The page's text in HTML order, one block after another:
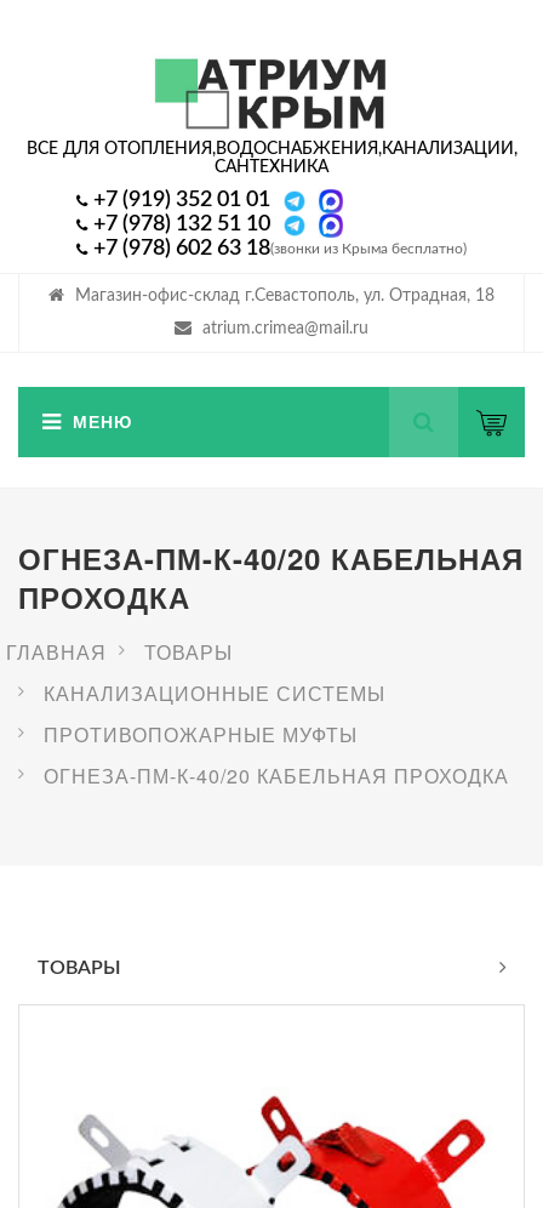
Магазин-офис-склад г.Севастополь, ул. Отрадная, 18
atrium.crimea@mail.ru
ВСЕ ДЛЯ ОТОПЛЕНИЯ,ВОДОСНАБЖЕНИЯ,КАНАЛИЗАЦИИ,
САНТЕХНИКА
+7 (919) 352 01 01
+7 (978) 132 51 10
+7 (978) 602 63 18(звонки из Крыма бесплатно)
ОГНЕЗА-ПМ-К-40/20 КАБЕЛЬНАЯ
ПРОХОДКА
ГЛАВНАЯ
ТОВАРЫ
КАНАЛИЗАЦИОННЫЕ СИСТЕМЫ
ПРОТИВОПОЖАРНЫЕ МУФТЫ
ОГНЕЗА-ПМ-К-40/20 КАБЕЛЬНАЯ ПРОХОДКА
ТОВАРЫ